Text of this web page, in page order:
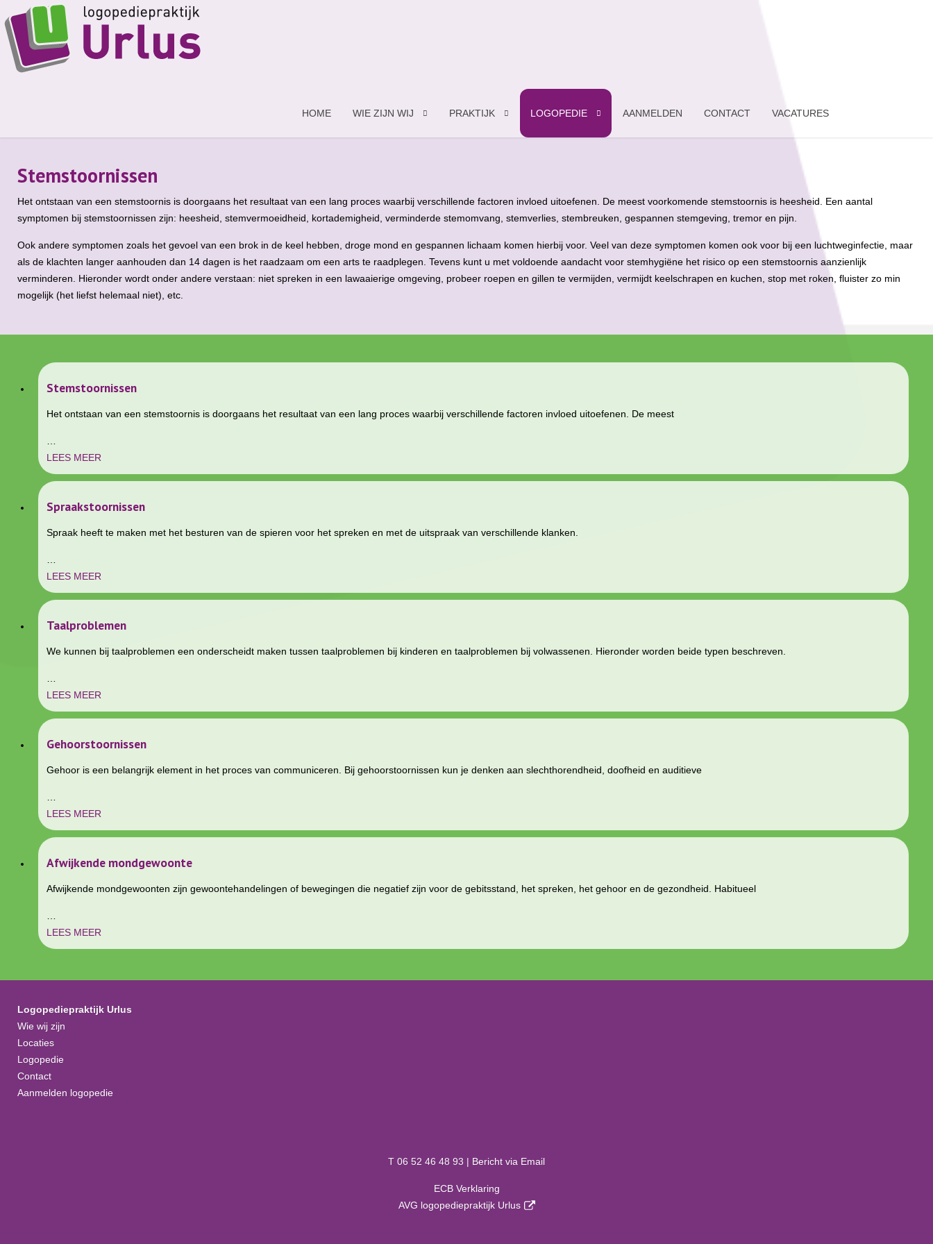
HOME WIE ZIJN WIJ PRAKTIJK LOGOPEDIE AANMELDEN CONTACT VACATURES
Stemstoornissen
Het ontstaan van een stemstoornis is doorgaans het resultaat van een lang proces waarbij verschillende factoren invloed uitoefenen. De meest voorkomende stemstoornis is heesheid. Een aantal
symptomen bij stemstoornissen zijn: heesheid, stemvermoeidheid, kortademigheid, verminderde stemomvang, stemverlies, stembreuken, gespannen stemgeving, tremor en pijn.
Ook andere symptomen zoals het gevoel van een brok in de keel hebben, droge mond en gespannen lichaam komen hierbij voor. Veel van deze symptomen komen ook voor bij een luchtweginfectie, maar
als de klachten langer aanhouden dan 14 dagen is het raadzaam om een arts te raadplegen. Tevens kunt u met voldoende aandacht voor stemhygiëne het risico op een stemstoornis aanzienlijk
verminderen. Hieronder wordt onder andere verstaan: niet spreken in een lawaaierige omgeving, probeer roepen en gillen te vermijden, vermijdt keelschrapen en kuchen, stop met roken, fluister zo min
mogelijk (het liefst helemaal niet), etc.
Stemstoornissen
Het ontstaan van een stemstoornis is doorgaans het resultaat van een lang proces waarbij verschillende factoren invloed uitoefenen. De meest
LEES MEER
Spraakstoornissen
Spraak heeft te maken met het besturen van de spieren voor het spreken en met de uitspraak van verschillende klanken.
LEES MEER
Taalproblemen
We kunnen bij taalproblemen een onderscheidt maken tussen taalproblemen bij kinderen en taalproblemen bij volwassenen. Hieronder worden beide typen beschreven.
LEES MEER
Gehoorstoornissen
Gehoor is een belangrijk element in het proces van communiceren. Bij gehoorstoornissen kun je denken aan slechthorendheid, doofheid en auditieve
LEES MEER
Afwijkende mondgewoonte
Afwijkende mondgewoonten zijn gewoontehandelingen of bewegingen die negatief zijn voor de gebitsstand, het spreken, het gehoor en de gezondheid. Habitueel
LEES MEER
Logopediepraktijk Urlus
Wie wij zijn
Locaties
Logopedie
Contact
Aanmelden logopedie
T 06 52 46 48 93 | Bericht via Email
ECB Verklaring
AVG logopediepraktijk Urlus